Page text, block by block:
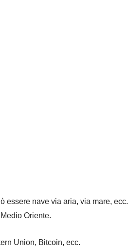
essere nave via aria, via mare, ecc.
Oriente.
Union, Bitcoin, ecc.